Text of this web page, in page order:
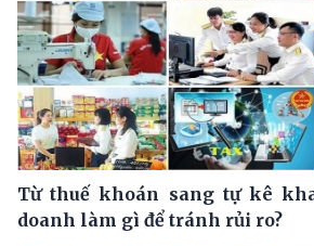
Từ thuế khoán sang tự kê
doanh làm gì để tránh rủi ro?